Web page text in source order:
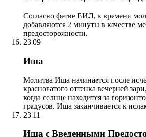
Согласно фетве ВИЛ, к времени
добавляются 2 минуты в качестве
предосторожности.
23:09
Иша
Молитва Иша начинается после
красноватого оттенка вечерней
когда солнце находится за
градусов. Иша заканчивается к
23:11
Иша с Введенными